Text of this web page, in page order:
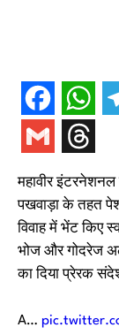
महावीर इंटरनेशनल
पखवाड़ा के तहत
विवाह में भेंट किए
भोज और गोदरेज
का दिया प्रेरक
A…